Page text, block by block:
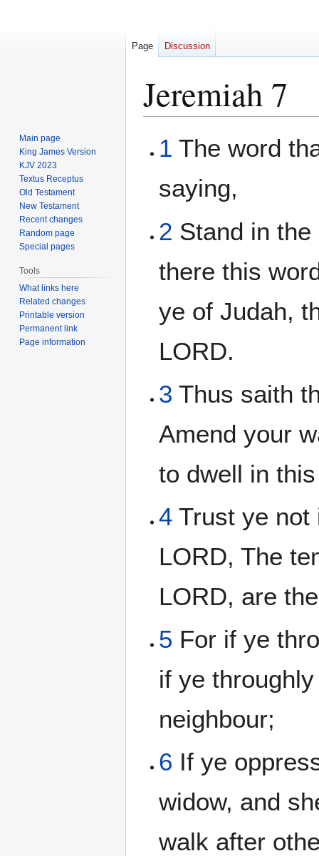
Jeremiah 7
toto
1 The word
saying,
2 Stand in
there this
ye of Judah,
LORD.
3 Thus saith
Amend your
to dwell in
4 Trust ye not
LORD, The
LORD, are
5 For if ye
if ye
neighbour;
6 If ye
widow, and
walk after
Page Discussion
Main page
King James Version
KJV 2023
Textus Receptus
Old Testament
New Testament
Recent changes
Random page
Special pages
Tools
What links here
Related changes
Printable version
Permanent link
Page information